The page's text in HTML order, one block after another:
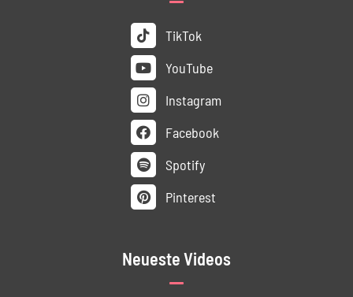
TikTok
YouTube
Instagram
Facebook
Spotify
Pinterest
Neueste Videos